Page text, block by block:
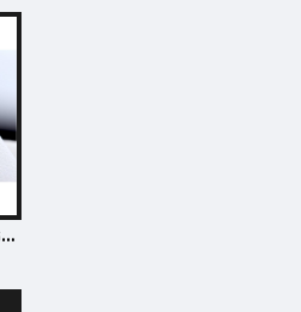
Glorria Anne Bebek Gümüş Yüzük